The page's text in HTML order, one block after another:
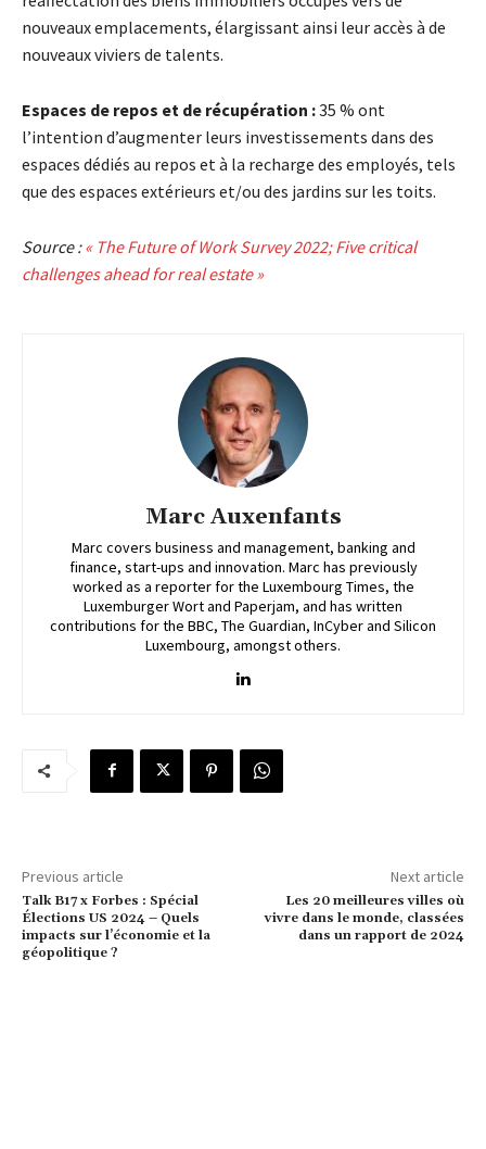
nouveaux emplacements, élargissant ainsi leur accès à de
nouveaux viviers de talents.
Espaces de repos et de récupération :35 % ont
l’intention d’augmenter leurs investissements dans des
espaces dédiés au repos et à la recharge des employés, tels
que des espaces extérieurs et/ou des jardins sur les toits.
Source :« The Future of Work Survey 2022; Five critical
challenges ahead for real estate »
Marc Auxenfants
Marc covers business and management, banking and
finance, start-ups and innovation. Marc has previously
worked as a reporter for the Luxembourg Times, the
Luxemburger Wort and Paperjam, and has written
contributions for the BBC, The Guardian, InCyber and Silicon
Luxembourg, amongst others.
Previous article
Talk B17 x Forbes : Spécial
Élections US 2024 – Quels
impacts sur l’économie et la
géopolitique ?
Next article
Les 20 meilleures villes où
vivre dans le monde, classées
dans un rapport de 2024